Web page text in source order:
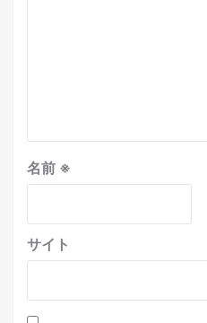
名前 ※
サイト